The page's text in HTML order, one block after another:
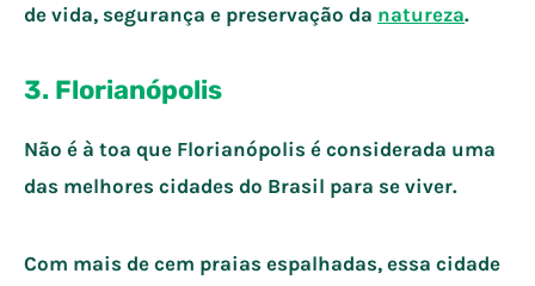
de vida, segurança e preservação da natureza.
3. Florianópolis
Não é à toa que Florianópolis é considerada uma
das melhores cidades do Brasil para se viver.
Com mais de cem praias espalhadas, essa cidade